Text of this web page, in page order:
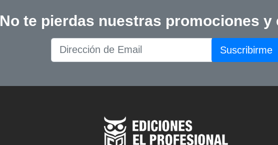
No te pierdas nuestras promociones y
Suscribirme